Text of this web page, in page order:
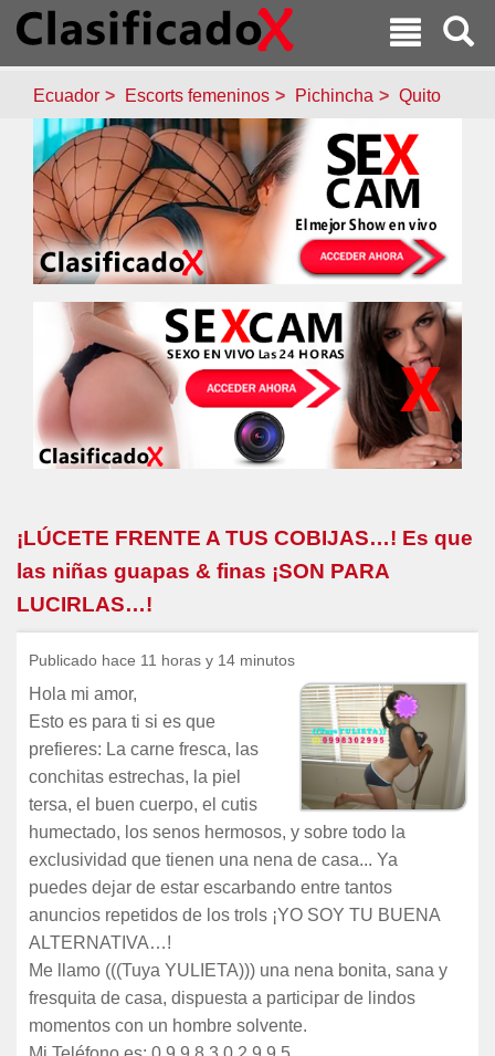
Ecuador Escorts femeninos Pichincha Quito
¡LÚCETE FRENTE A TUS COBIJAS…! Es que
las niñas guapas & finas ¡SON PARA
LUCIRLAS…!
Publicado hace 11 horas y 14 minutos
Hola mi amor,
Esto es para ti si es que
prefieres: La carne fresca, las
conchitas estrechas, la piel
tersa, el buen cuerpo, el cutis
humectado, los senos hermosos, y sobre todo la
exclusividad que tienen una nena de casa... Ya
puedes dejar de estar escarbando entre tantos
anuncios repetidos de los trols ¡YO SOY TU BUENA
ALTERNATIVA…!
Me llamo (((Tuya YULIETA))) una nena bonita, sana y
fresquita de casa, dispuesta a participar de lindos
momentos con un hombre solvente.